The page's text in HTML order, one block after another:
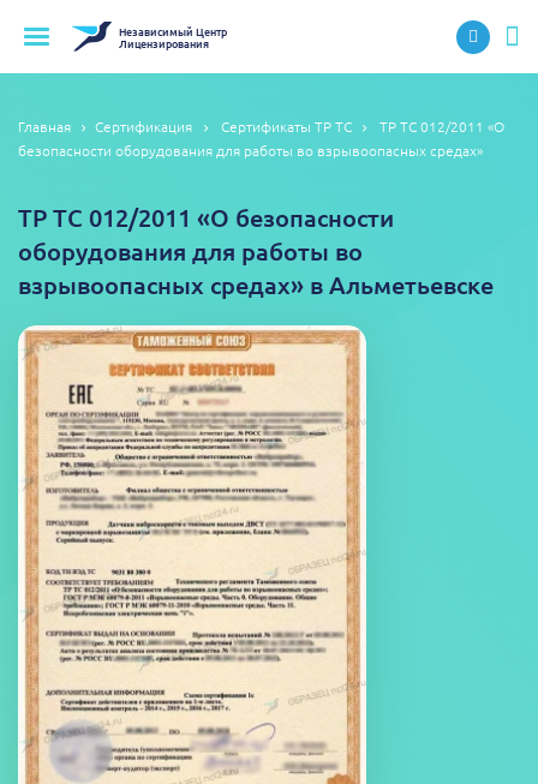
НезависимыйЦентр
Лицензирования
Главная Сертификация Сертификаты ТР ТС
ТР ТС 012/2011 «О
безопасности оборудования для работы во взрывоопасных средах»
ТР ТС 012/2011 «О безопасности
оборудования для работы во
взрывоопасных средах» в Альметьевске